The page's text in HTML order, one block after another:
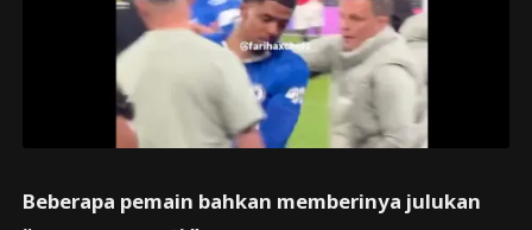
Beberapa pemain bahkan memberinya julukan